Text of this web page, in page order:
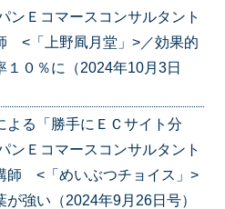
Ｅコマースコンサルタント
<「上野凮月堂」>／効果的
１０％に（2024年10月3日
よる「勝手にＥＣサイト分
Ｅコマースコンサルタント
<「めいぶつチョイス」>
強い（2024年9月26日号）